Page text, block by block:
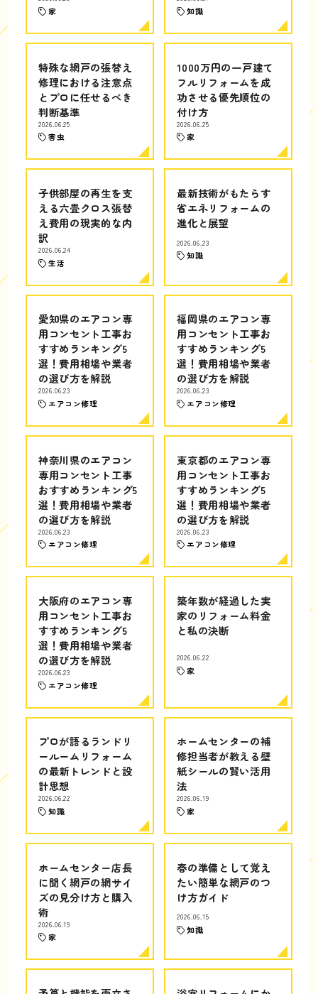
家 知識
特殊な網戸の張替え
修理における注意点
とプロに任せるべき
判断基準
2026.06.25
害虫
1000万円の一戸建て
フルリフォームを成
功させる優先順位の
付け方
2026.06.25
家
子供部屋の再生を支
える六畳クロス張替
え費用の現実的な内
訳
2026.06.24
生活
最新技術がもたらす
省エネリフォームの
進化と展望
2026.06.23
知識
愛知県のエアコン専
用コンセント工事お
すすめランキング5
選！費用相場や業者
の選び方を解説
2026.06.23
エアコン修理
福岡県のエアコン専
用コンセント工事お
すすめランキング5
選！費用相場や業者
の選び方を解説
2026.06.23
エアコン修理
神奈川県のエアコン
専用コンセント工事
おすすめランキング5
選！費用相場や業者
の選び方を解説
2026.06.23
エアコン修理
東京都のエアコン専
用コンセント工事お
すすめランキング5
選！費用相場や業者
の選び方を解説
2026.06.23
エアコン修理
大阪府のエアコン専
用コンセント工事お
すすめランキング5
選！費用相場や業者
の選び方を解説
2026.06.23
エアコン修理
築年数が経過した実
家のリフォーム料金
と私の決断
2026.06.22
家
プロが語るランドリ
ールームリフォーム
の最新トレンドと設
計思想
2026.06.22
知識
ホームセンターの補
修担当者が教える壁
紙シールの賢い活用
法
2026.06.19
家
ホームセンター店長
に聞く網戸の網サイ
ズの見分け方と購入
術
2026.06.19
家
春の準備として覚え
たい簡単な網戸のつ
け方ガイド
2026.06.15
知識